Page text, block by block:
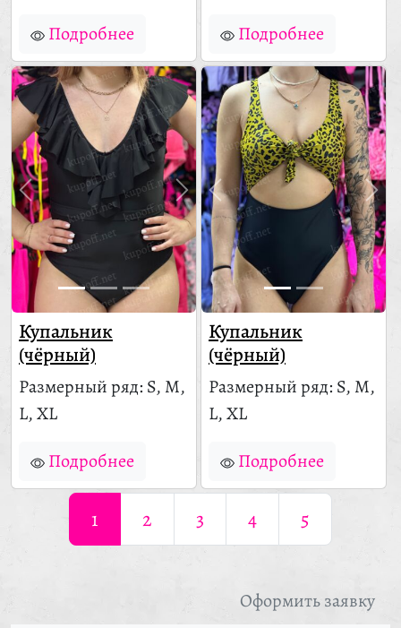
Подробнее
Подробнее
Купальник
(чёрный)
Размерный ряд: S, M,
L, XL
Подробнее
Купальник
(чёрный)
Размерный ряд: S, M,
L, XL
Подробнее
1 2 3 4 5
Оформить заявку